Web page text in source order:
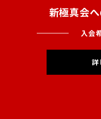
新極真会
入会
詳